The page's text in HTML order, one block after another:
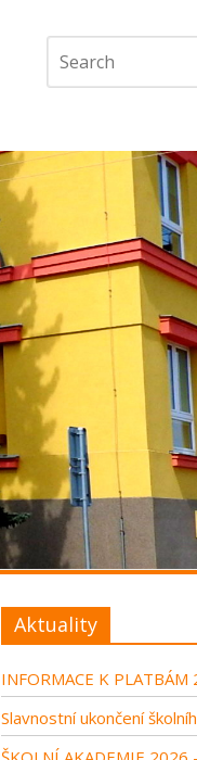
Aktuality
INFORMACE K
Slavnostní ukončení